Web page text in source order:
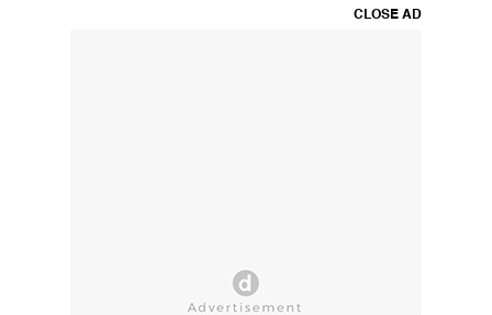
CLOSE AD